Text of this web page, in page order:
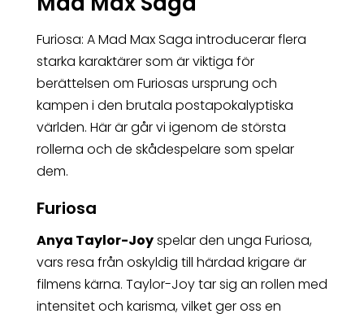
Furiosa: A Mad Max Saga introducerar flera
starka karaktärer som är viktiga för
berättelsen om Furiosas ursprung och
kampen i den brutala postapokalyptiska
världen. Här är går vi igenom de största
rollerna och de skådespelare som spelar
dem.
Furiosa
Anya Taylor-Joyspelar den unga Furiosa,
vars resa från oskyldig till härdad krigare är
filmens kärna. Taylor-Joy tar sig an rollen med
intensitet och karisma, vilket ger oss en